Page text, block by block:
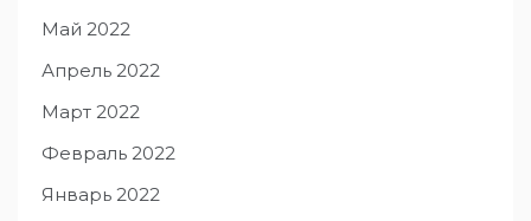
Май 2022
Апрель 2022
Март 2022
Февраль 2022
Январь 2022